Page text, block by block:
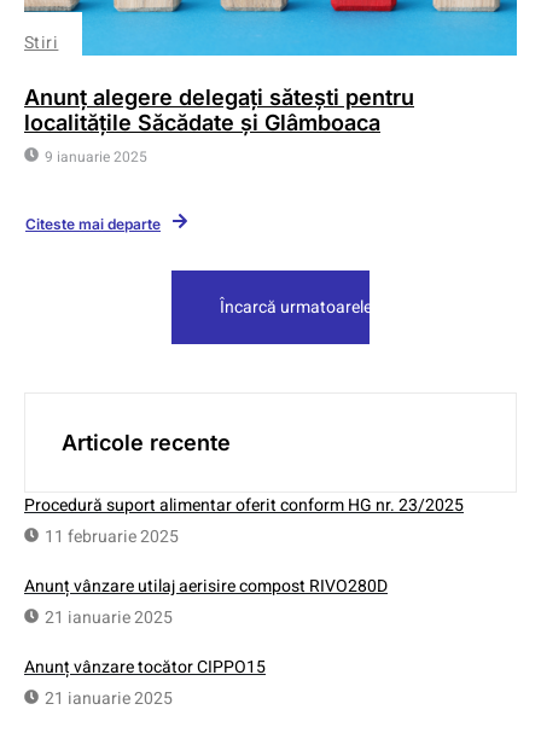
Stiri
Anunț alegere delegați sătești pentru
localitățile Săcădate și Glâmboaca
9 ianuarie 2025
Citeste mai departe
Încarcă urmatoarele știri
Articole recente
Procedură suport alimentar oferit conform HG nr. 23/2025
11 februarie 2025
Anunț vânzare utilaj aerisire compost RIVO280D
21 ianuarie 2025
Anunț vânzare tocător CIPPO15
21 ianuarie 2025